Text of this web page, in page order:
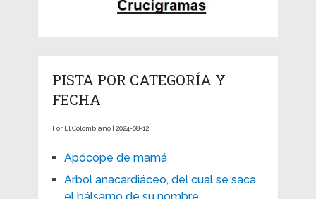
PISTA POR CATEGORÍA Y
FECHA
For El Colombiano | 2024-08-12
Apócope de mamá
Arbol anacardiáceo, del cual se saca